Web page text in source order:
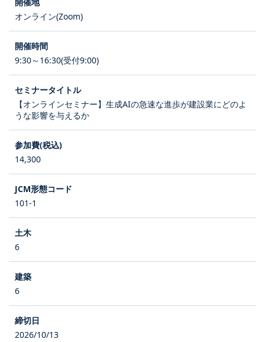
オンライン(Zoom)
9:30～16:30(受付9:00)
【オンラインセミナー】生成AIの急速な進歩が建設業にどのよ
うな影響を与えるか
14,300
101-1
6
6
2026/10/13